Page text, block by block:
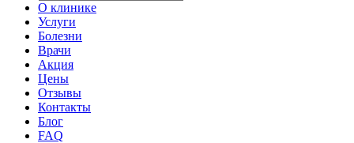
О клинике
Услуги
Болезни
Врачи
Акция
Цены
Отзывы
Контакты
Блог
FAQ